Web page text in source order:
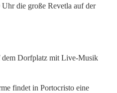
die große Revetla auf der
Dorfplatz mit Live-Musik
findet in Portocristo eine